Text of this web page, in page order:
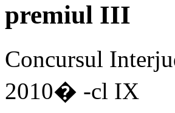
premiul III
Concursul
2010� -cl IX